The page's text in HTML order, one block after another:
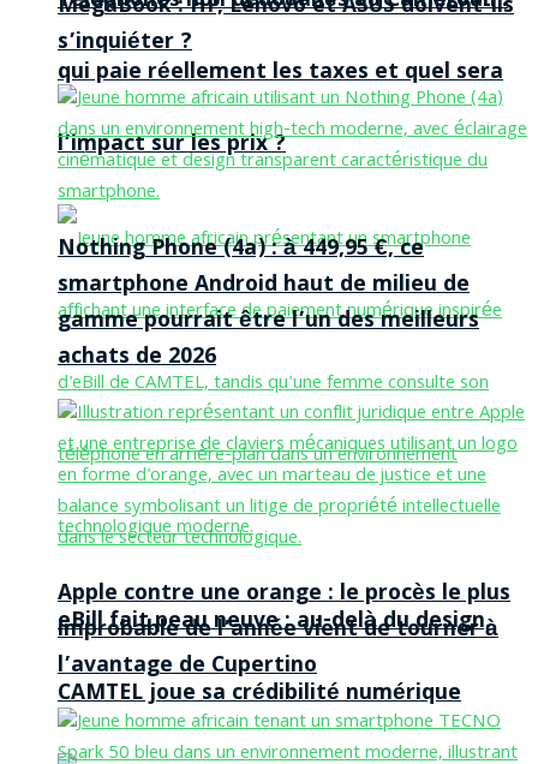
qui paie réellement les taxes et quel sera
l’impact sur les prix ?
eBill fait peau neuve : au-delà du design,
CAMTEL joue sa crédibilité numérique
MegaBook : HP, Lenovo et ASUS doivent-ils
s’inquiéter ?
Nothing Phone (4a) : à 449,95 €, ce
smartphone Android haut de milieu de
gamme pourrait être l’un des meilleurs
achats de 2026
Apple contre une orange : le procès le plus
improbable de l’année vient de tourner à
l’avantage de Cupertino